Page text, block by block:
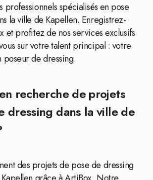
professionnels spécialisés en pose
la ville de Kapellen. Enregistrez-
et profitez de nos services exclusifs
sur votre talent principal : votre
poseur de dressing.
recherche de projets
dressing dans la ville de
des projets de pose de dressing